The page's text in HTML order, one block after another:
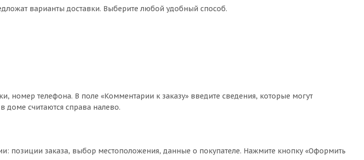
варианты доставки. Выберите любой удобный способ.
номер телефона. В поле «Комментарии к заказу» введите сведения, которые могут
доме считаются справа налево.
позиции заказа, выбор местоположения, данные о покупателе. Нажмите кнопку «Оформить